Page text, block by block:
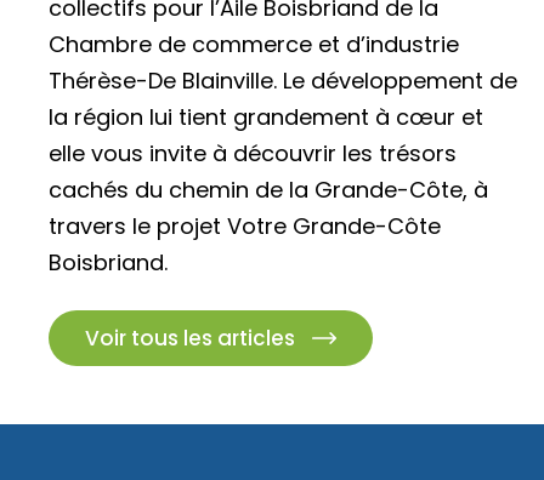
collectifs pour l’Aile Boisbriand de la
Chambre de commerce et d’industrie
Thérèse-De Blainville. Le développement de
la région lui tient grandement à cœur et
elle vous invite à découvrir les trésors
cachés du chemin de la Grande-Côte, à
travers le projet Votre Grande-Côte
Boisbriand.
Voir tous les articles